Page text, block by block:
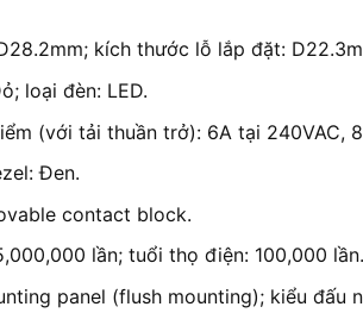
kích thước lỗ lắp đặt:
loại đèn: LED.
(với tải thuần trở): 6A tại 240VAC,
Đen.
contact block.
lần; tuổi thọ điện: 100,000 lần.
panel (flush mounting); kiểu đấu